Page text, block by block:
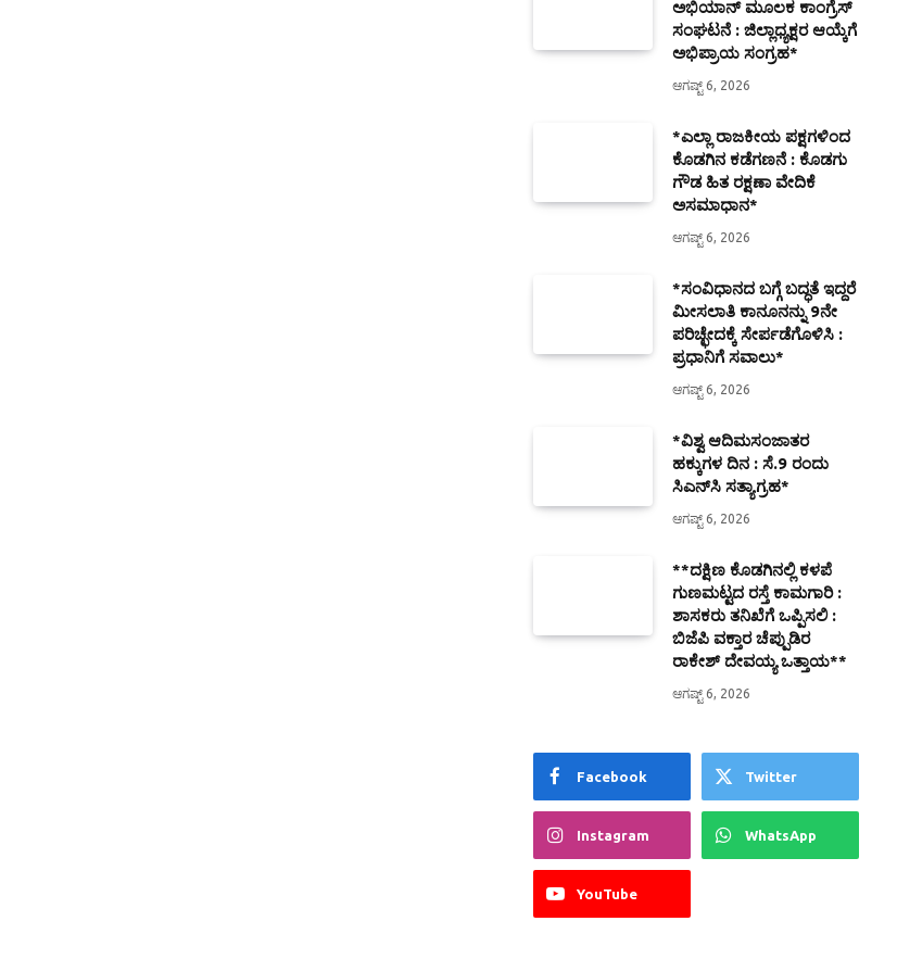
ಅಭಿಯಾನ್ ಮೂಲಕ ಕಾಂಗ್ರೆಸ್
ಸಂಘಟನೆ : ಜಿಲ್ಲಾಧ್ಯಕ್ಷರ ಆಯ್ಕೆಗೆ
ಅಭಿಪ್ರಾಯ ಸಂಗ್ರಹ*
ಆಗಷ್ಟ್ 6, 2026
*ಎಲ್ಲಾ ರಾಜಕೀಯ ಪಕ್ಷಗಳಿಂದ
ಕೊಡಗಿನ ಕಡೆಗಣನೆ : ಕೊಡಗು
ಗೌಡ ಹಿತ ರಕ್ಷಣಾ ವೇದಿಕೆ
ಅಸಮಾಧಾನ*
ಆಗಷ್ಟ್ 6, 2026
*ಸಂವಿಧಾನದ ಬಗ್ಗೆ ಬದ್ಧತೆ ಇದ್ದರೆ
ಮೀಸಲಾತಿ ಕಾನೂನನ್ನು 9ನೇ
ಪರಿಚ್ಛೇದಕ್ಕೆ ಸೇರ್ಪಡೆಗೊಳಿಸಿ :
ಪ್ರಧಾನಿಗೆ ಸವಾಲು*
ಆಗಷ್ಟ್ 6, 2026
*ವಿಶ್ವ ಆದಿಮಸಂಜಾತರ
ಹಕ್ಕುಗಳ ದಿನ : ಸೆ.9 ರಂದು
ಸಿಎನ್‌ಸಿ ಸತ್ಯಾಗ್ರಹ*
ಆಗಷ್ಟ್ 6, 2026
**ದಕ್ಷಿಣ ಕೊಡಗಿನಲ್ಲಿ ಕಳಪೆ
ಗುಣಮಟ್ಟದ ರಸ್ತೆ ಕಾಮಗಾರಿ :
ಶಾಸಕರು ತನಿಖೆಗೆ ಒಪ್ಪಿಸಲಿ :
ಬಿಜೆಪಿ ವಕ್ತಾರ ಚೆಪ್ಪುಡಿರ
ರಾಕೇಶ್ ದೇವಯ್ಯ ಒತ್ತಾಯ**
ಆಗಷ್ಟ್ 6, 2026
Facebook Twitter
Instagram WhatsApp
YouTube